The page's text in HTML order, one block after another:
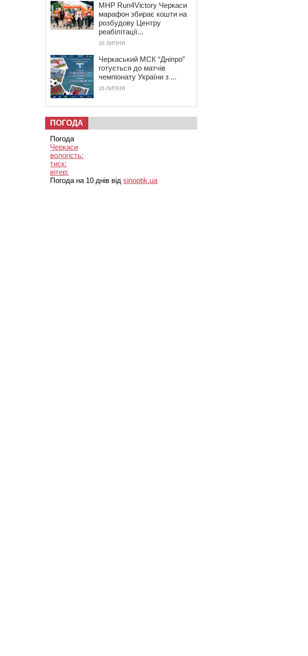
MHP Run4Victory Черкаси
марафон збирає кошти на
розбудову Центру
реабілітації...
28 ЛИПНЯ
Черкаський МСК “Дніпро”
готується до матчів
чемпіонату України з ...
28 ЛИПНЯ
ПОГОДА
Погода
Черкаси
вологість:
тиск:
вітер:
Погода на 10 днів від sinoptik.ua